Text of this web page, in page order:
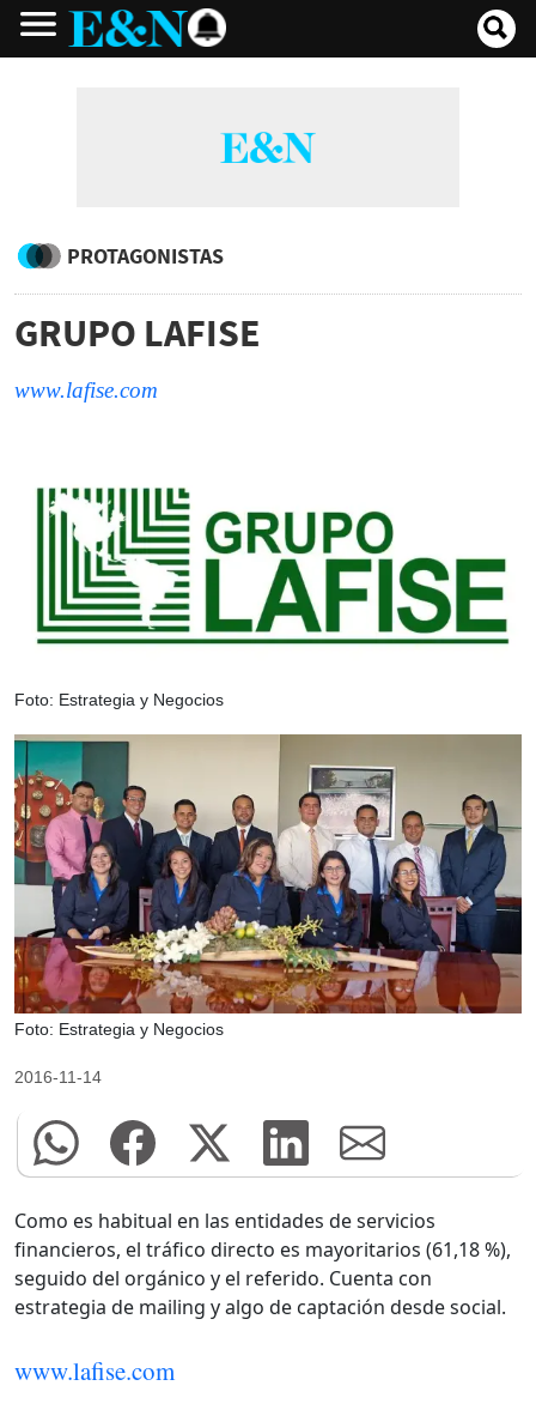
PROTAGONISTAS
GRUPO LAFISE
www.lafise.com
Foto: Estrategia y Negocios
Foto: Estrategia y Negocios
2016-11-14
Como es habitual en las entidades de servicios
financieros, el tráfico directo es mayoritarios (61,18 %),
seguido del orgánico y el referido. Cuenta con
estrategia de mailing y algo de captación desde social.
www.lafise.com